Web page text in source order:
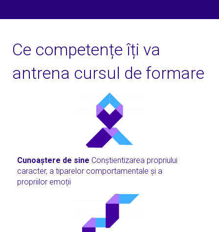
Ce competențe îți va
antrena cursul de formare
Cunoaștere de sine Conștientizarea propriului
caracter, a tiparelor comportamentale și a
propriilor emoții